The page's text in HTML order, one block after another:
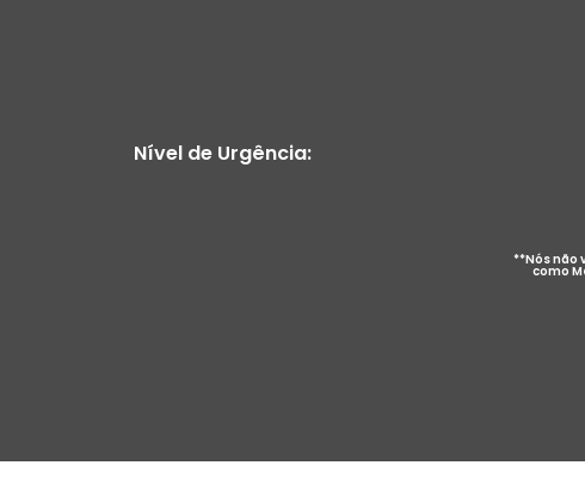
Nível de Urgência:
**Nós não
como